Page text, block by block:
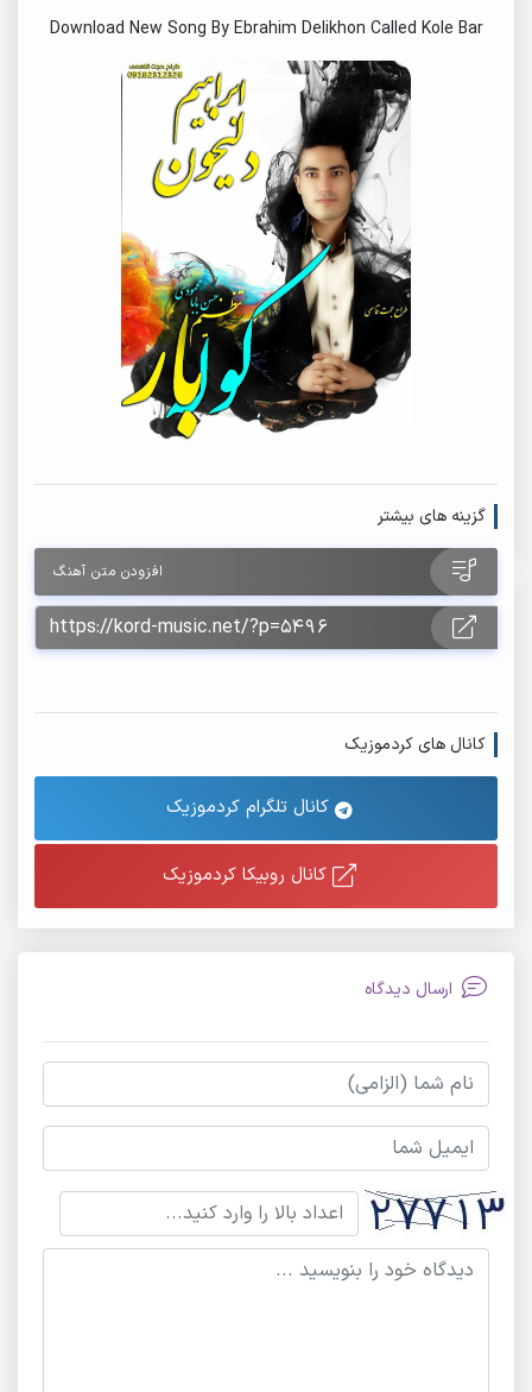
Download New Song By Ebrahim Delikhon Called Kole Bar
گزینه های بیشتر
افزودن متن آهنگ
کانال های کردموزیک
کانال تلگرام کردموزیک
کانال روبیکا کردموزیک
ارسال دیدگاه